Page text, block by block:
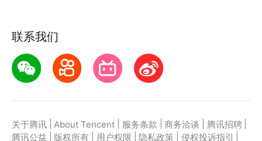
联系我们
关于腾讯 About Tencent 服务条款 商务洽谈 腾讯招聘
腾讯公益
版权所有 用户权限 隐私政策 侵权投诉指引